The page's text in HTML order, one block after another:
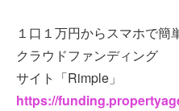
１口１万円からスマホで簡
クラウドファンディング
サイト「Rimple」
https://